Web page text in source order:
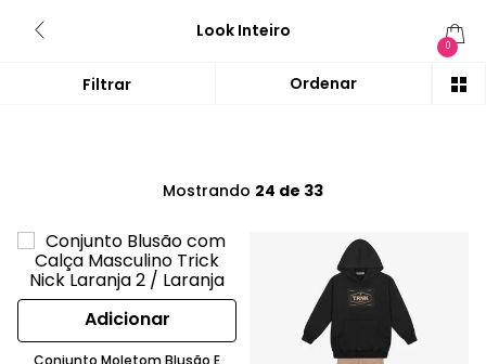
Look Inteiro
0
Mostrando 24 de 33
Adicionar
Conjunto Moletom Blusão E